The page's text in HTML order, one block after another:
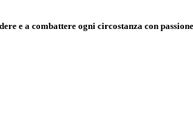
e a combattere ogni circostanza con